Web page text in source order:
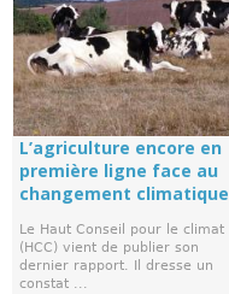
L’agriculture encore en
première ligne face au
changement climatique
Le Haut Conseil pour le climat
(HCC) vient de publier son
dernier rapport. Il dresse un
constat ...